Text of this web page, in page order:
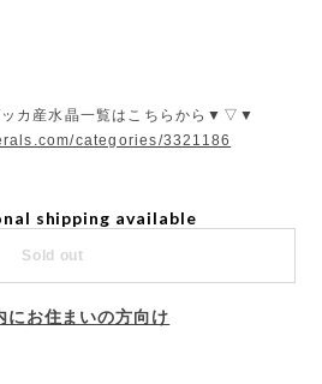
カ産水晶一覧はこちらから▼▽▼
categories/3321186
shipping available
Sold out
にお住まいの方向け